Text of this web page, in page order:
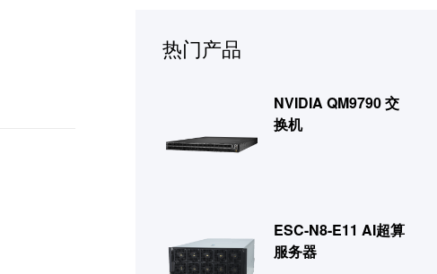
热门产品
NVIDIA QM9790 交
换机
ESC-N8-E11 AI超算
服务器